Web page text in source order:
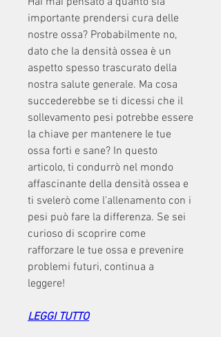
importante prendersi cura delle
nostre ossa? Probabilmente no,
dato che la densità ossea è un
aspetto spesso trascurato della
nostra salute generale. Ma cosa
succederebbe se ti dicessi che il
sollevamento pesi potrebbe essere
la chiave per mantenere le tue
ossa forti e sane? In questo
articolo, ti condurrò nel mondo
affascinante della densità ossea e
ti svelerò come l'allenamento con i
pesi può fare la differenza. Se sei
curioso di scoprire come
rafforzare le tue ossa e prevenire
problemi futuri, continua a
leggere!
LEGGI TUTTO